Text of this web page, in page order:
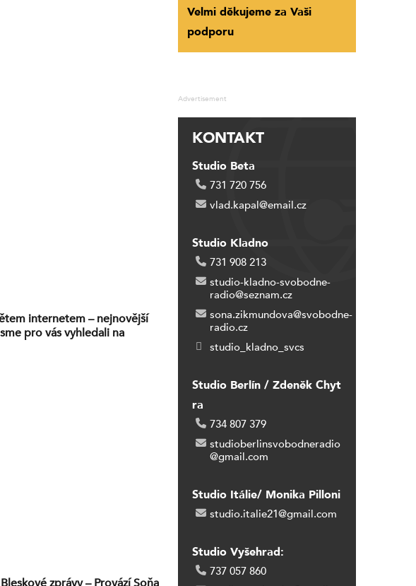
internetem – nejnovější
pro vás vyhledali na
Velmi děkujeme za Vaši
podporu
Advertisement
KONTAKT
Studio Beta
731 720 756
vlad.kapal@email.cz
Studio Kladno
731 908 213
studio-kladno-svobodne-
radio@seznam.cz
sona.zikmundova@svobodne-
radio.cz
studio_kladno_svcs
Studio Berlín / Zdeněk Chyt
ra
734 807 379
studioberlinsvobodneradio
@gmail.com
Studio Itálie/ Monika Pilloni
studio.italie21@gmail.com
Studio Vyšehrad:
737 057 860